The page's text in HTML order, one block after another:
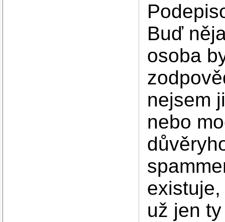
Buď
osoba
nejsem
nebo
už jen